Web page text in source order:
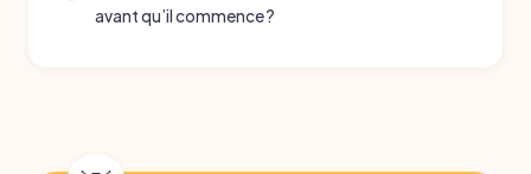
avant qu’il commence ?